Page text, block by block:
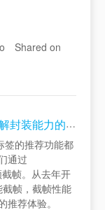
Shared on
WASM 助力 WebCodecs：填补解封装能力的空白
签的推荐功能都
通过
帧。从去年开
帧，截帧性能
荐体验。